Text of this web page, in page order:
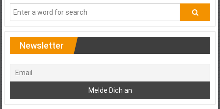
Newsletter